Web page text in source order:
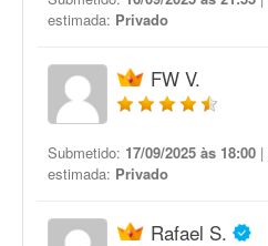
estimada: Privado
FW V.
Submetido: 17/09/2025 às 18:00 |
estimada: Privado
Rafael S.